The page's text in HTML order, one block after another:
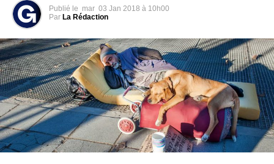
Publié le mar 03 Jan 2018 à 10h00
Par La Rédaction